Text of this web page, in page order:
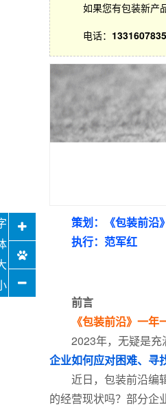
如果您有包装新产
电话：
策划：《包装前沿
执行：范军红
前言
《包装前沿》一年
2023年，无疑是充
企业如何应对困难、寻
近日，包装前沿编
的经营现状吗？部分企